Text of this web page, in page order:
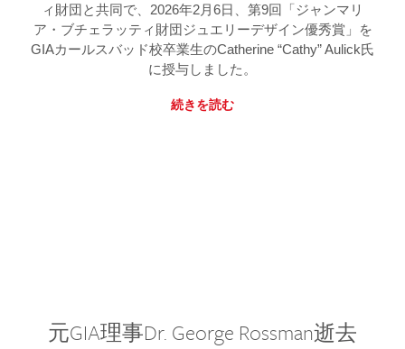
ィ財団と共同で、2026年2月6日、第9回「ジャンマリ
ア・ブチェラッティ財団ジュエリーデザイン優秀賞」を
GIAカールスバッド校卒業生のCatherine “Cathy” Aulick氏
に授与しました。
続きを読む
元GIA理事Dr. George Rossman逝去